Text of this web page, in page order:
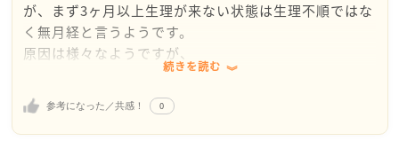
が、まず3ヶ月以上生理が来ない状態は生理不順ではな
く無月経と言うようです。
原因は様々なようですが、
②ホルモンバランスの乱れ
③婦人科系、甲状腺などの病気
などがあります。無月経や月経不順は将来的にも不妊
続きを読む
参考になった／共感！ 0